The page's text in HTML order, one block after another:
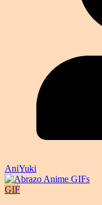
AniYuki
GIF